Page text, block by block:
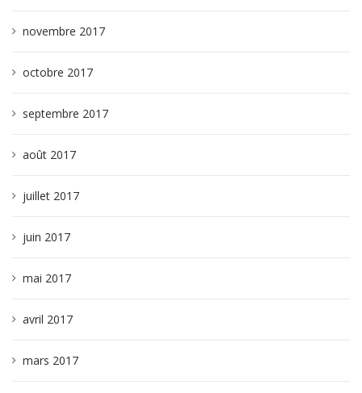
novembre 2017
octobre 2017
septembre 2017
août 2017
juillet 2017
juin 2017
mai 2017
avril 2017
mars 2017